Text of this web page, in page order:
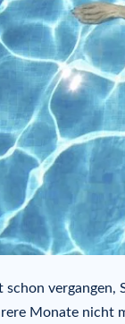
schon vergangen,
Monate nicht